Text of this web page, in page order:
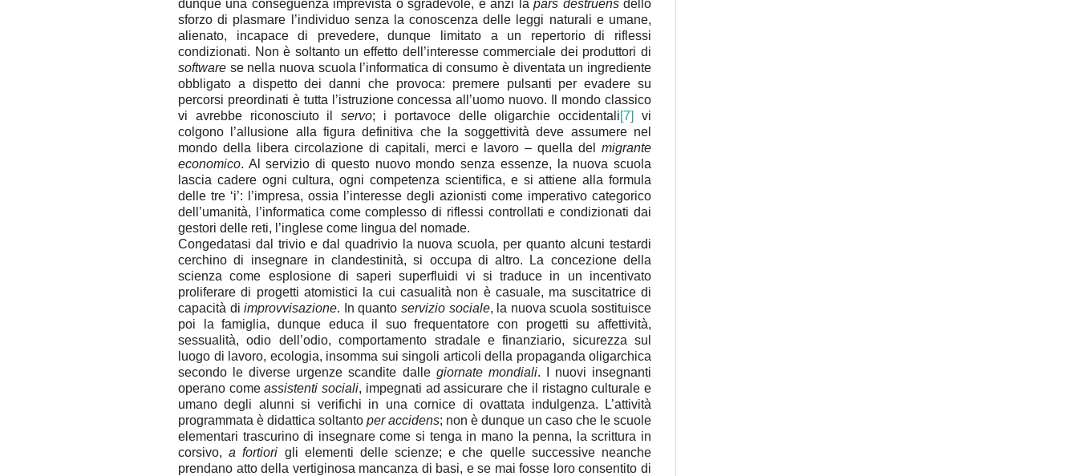
dunque una conseguenza imprevista o sgradevole, è anzi lapars destruensdello
sforzo di plasmare l’individuo senza la conoscenza delle leggi naturali e umane,
alienato, incapace di prevedere, dunque limitato a un repertorio di riflessi
condizionati. Non è soltanto un effetto dell’interesse commerciale dei produttori di
software se nella nuova scuola l’informatica di consumo è diventata un ingrediente
obbligato a dispetto dei danni che provoca: premere pulsanti per evadere su
percorsi preordinati è tutta l’istruzione concessa all’uomo nuovo. Il mondo classico
vi avrebbe riconosciuto ilservo; i portavoce delle oligarchie occidentali[7]
vi
colgono l’allusione alla figura definitiva che la soggettività deve assumere nel
mondo della libera circolazione di capitali, merci e lavoro – quella del migrante
economico. Al servizio di questo nuovo mondo senza essenze, la nuova scuola
lascia cadere ogni cultura, ogni competenza scientifica, e si attiene alla formula
delle tre ‘i’: l’impresa, ossia l’interesse degli azionisti come imperativo categorico
dell’umanità, l’informatica come complesso di riflessi controllati e condizionati dai
gestori delle reti, l’inglese come lingua del nomade.
Congedatasi dal trivio e dal quadrivio la nuova scuola, per quanto alcuni testardi
cerchino di insegnare in clandestinità, si occupa di altro. La concezione della
scienza come esplosione di saperi superfluidi vi si traduce in un incentivato
proliferare di progetti atomistici la cui casualità non è casuale, ma suscitatrice di
capacità diimprovvisazione. In quantoservizio sociale, la nuova scuola sostituisce
poi la famiglia, dunque educa il suo frequentatore con progetti su affettività,
sessualità, odio dell’odio, comportamento stradale e finanziario, sicurezza sul
luogo di lavoro, ecologia, insomma sui singoli articoli della propaganda oligarchica
secondo le diverse urgenze scandite dalle giornate mondiali. I nuovi insegnanti
operano comeassistenti sociali, impegnati ad assicurare che il ristagno culturale e
umano degli alunni si verifichi in una cornice di ovattata indulgenza. L’attività
programmata è didattica soltanto per accidens; non è dunque un caso che le scuole
elementari trascurino di insegnare come si tenga in mano la penna, la scrittura in
corsivo,a fortiori gli elementi delle scienze; e che quelle successive neanche
prendano atto della vertiginosa mancanza di basi, e se mai fosse loro consentito di